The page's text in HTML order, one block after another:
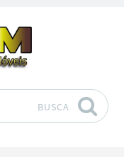
BUSCA